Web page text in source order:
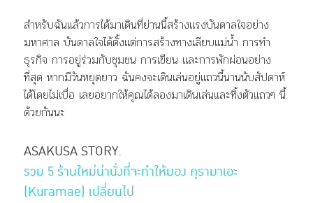
สำหรับฉันแล้วการได้มาเดินที่ย่านนี้สร้างแรงบันดาลใจอย่าง
มหาศาล บันดาลใจได้ตั้งแต่การสร้างทางเลียบแม่น้ำ การทำ
ธุรกิจ การอยู่ร่วมกับชุมชน การเขียน และการพักผ่อนอย่าง
ที่สุด หากมีวันหยุดยาว ฉันคงจะเดินเล่นอยู่แถวนี้นานนับสัปดาห์
ได้โดยไม่เบื่อ เลยอยากให้คุณได้ลองมาเดินเล่นและทิ้งตัวแถวๆ นี้
ด้วยกันนะ
ASAKUSA STORY.
รวม 5 ร้านใหม่น่านั่งที่จะทำให้มอง คุรามาเอะ
(Kuramae) เปลี่ยนไป